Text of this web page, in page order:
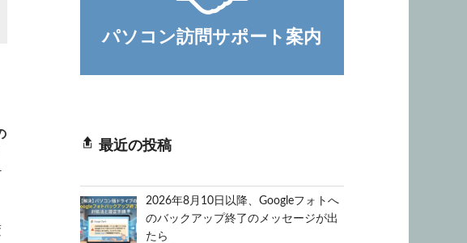
パソコン訪問サポート案内
最近の投稿
2026年8月10日以降、Googleフォトへ
のバックアップ終了のメッセージが出
たら